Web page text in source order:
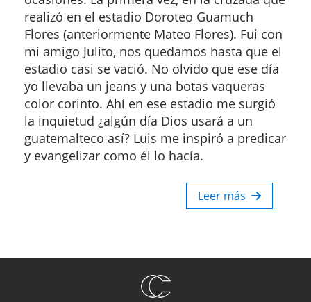
realizó en el estadio Doroteo Guamuch
Flores (anteriormente Mateo Flores). Fui con
mi amigo Julito, nos quedamos hasta que el
estadio casi se vació. No olvido que ese día
yo llevaba un jeans y una botas vaqueras
color corinto. Ahí en ese estadio me surgió
la inquietud ¿algún día Dios usará a un
guatemalteco así? Luis me inspiró a predicar
y evangelizar como él lo hacía.
Leer más